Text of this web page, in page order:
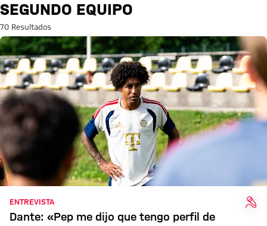
Búsqueda: Segundo equipo
SEGUNDO EQUIPO
70 Resultados
ENTREVISTA
Dante: «Pep me dijo que tengo perfil de